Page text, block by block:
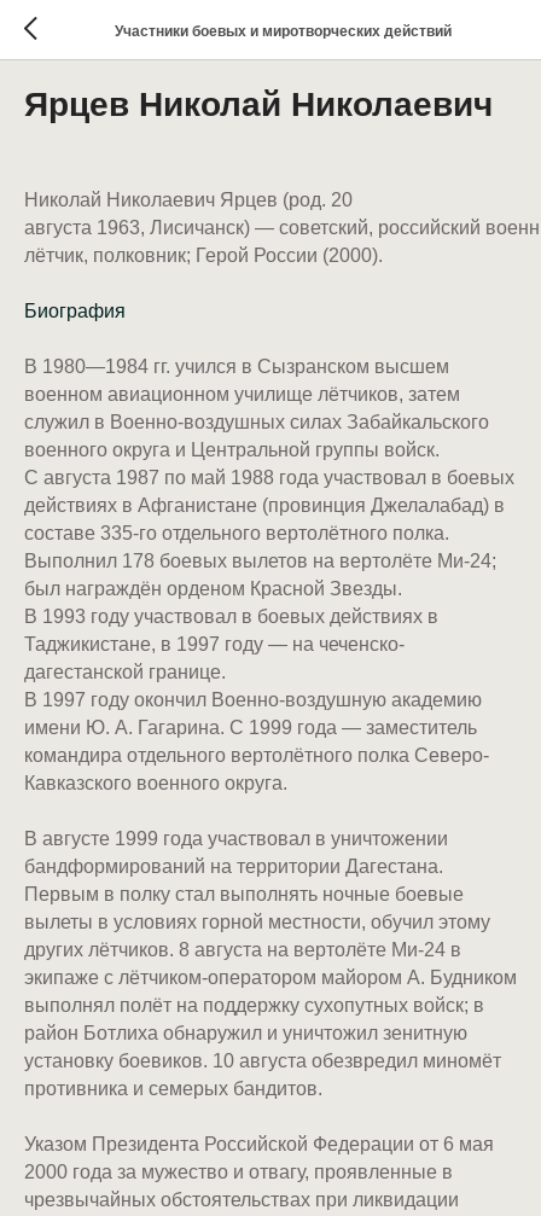
Участники боевых и миротворческих действий
Ярцев Николай Николаевич
Николай Николаевич Ярцев (род. 20
августа 1963, Лисичанск) — советский, российский
лётчик, полковник; Герой России (2000).
Биография
В 1980—1984 гг. учился в Сызранском высшем
военном авиационном училище лётчиков, затем
служил в Военно-воздушных силах Забайкальского
военного округа и Центральной группы войск.
С августа 1987 по май 1988 года участвовал в боевых
действиях в Афганистане (провинция Джелалабад) в
составе 335-го отдельного вертолётного полка.
Выполнил 178 боевых вылетов на вертолёте Ми-24;
был награждён орденом Красной Звезды.
В 1993 году участвовал в боевых действиях в
Таджикистане, в 1997 году — на чеченско-
дагестанской границе.
В 1997 году окончил Военно-воздушную академию
имени Ю. А. Гагарина. С 1999 года — заместитель
командира отдельного вертолётного полка Северо-
Кавказского военного округа.
В августе 1999 года участвовал в уничтожении
бандформирований на территории Дагестана.
Первым в полку стал выполнять ночные боевые
вылеты в условиях горной местности, обучил этому
других лётчиков. 8 августа на вертолёте Ми-24 в
экипаже с лётчиком-оператором майором А. Будником
выполнял полёт на поддержку сухопутных войск; в
район Ботлиха обнаружил и уничтожил зенитную
установку боевиков. 10 августа обезвредил миномёт
противника и семерых бандитов.
Указом Президента Российской Федерации от 6 мая
2000 года за мужество и отвагу, проявленные в
чрезвычайных обстоятельствах при ликвидации